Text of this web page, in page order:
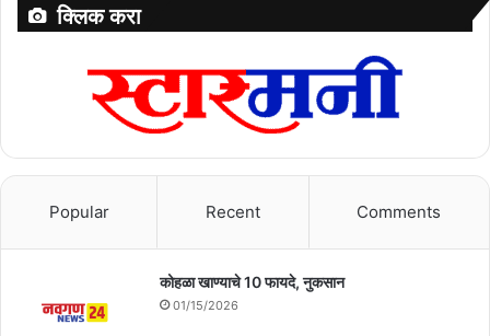
क्लिक करा
Popular Recent Comments
कोहळा खाण्याचे 10 फायदे, नुकसान
01/15/2026